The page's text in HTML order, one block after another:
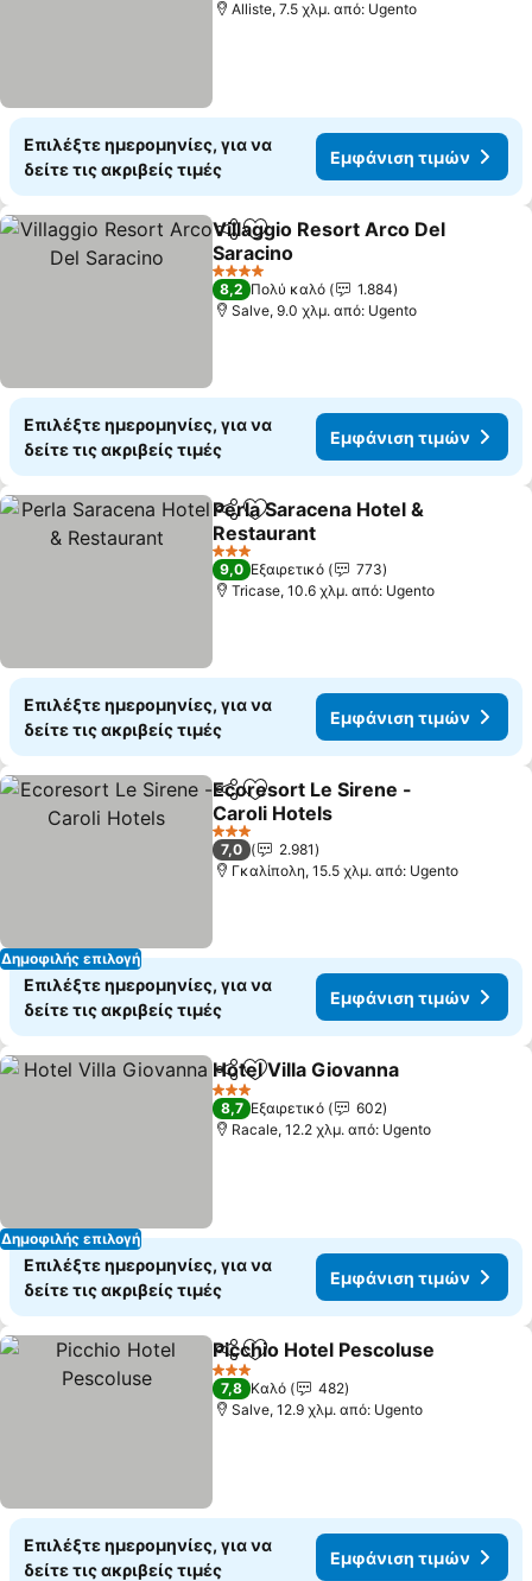
Alliste, 7.5 χλμ. από: Ugento
Επιλέξτε ημερομηνίες, για να
δείτε τις ακριβείς τιμές
Εμφάνιση τιμών
Κοινοποίηση
Προσθήκη στα αγαπημένα
Villaggio Resort Arco Del
Saracino
4 Αστέρια
8,2 Πολύ καλό
1.884
Salve, 9.0 χλμ. από: Ugento
Επιλέξτε ημερομηνίες, για να
δείτε τις ακριβείς τιμές
Εμφάνιση τιμών
Κοινοποίηση
Προσθήκη στα αγαπημένα
Perla Saracena Hotel &
Restaurant
3 Αστέρια
9,0 Εξαιρετικό
773
Tricase, 10.6 χλμ. από: Ugento
Επιλέξτε ημερομηνίες, για να
δείτε τις ακριβείς τιμές
Εμφάνιση τιμών
Δημοφιλής επιλογή
Κοινοποίηση
Προσθήκη στα αγαπημένα
Ecoresort Le Sirene -
Caroli Hotels
3 Αστέρια
7,0
2.981
Γκαλίπολη, 15.5 χλμ. από: Ugento
Επιλέξτε ημερομηνίες, για να
δείτε τις ακριβείς τιμές
Εμφάνιση τιμών
Δημοφιλής επιλογή
Κοινοποίηση
Προσθήκη στα αγαπημένα
Hotel Villa Giovanna
3 Αστέρια
8,7 Εξαιρετικό
602
Racale, 12.2 χλμ. από: Ugento
Επιλέξτε ημερομηνίες, για να
δείτε τις ακριβείς τιμές
Εμφάνιση τιμών
Κοινοποίηση
Προσθήκη στα αγαπημένα
Picchio Hotel Pescoluse
3 Αστέρια
7,8 Καλό
482
Salve, 12.9 χλμ. από: Ugento
Επιλέξτε ημερομηνίες, για να
δείτε τις ακριβείς τιμές
Εμφάνιση τιμών